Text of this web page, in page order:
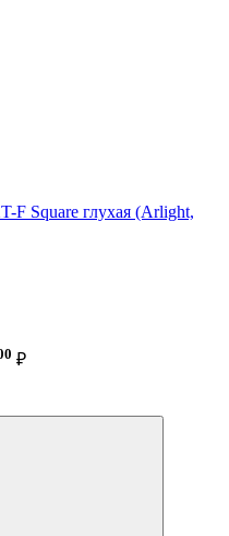
F Square глухая (Arlight,
₽